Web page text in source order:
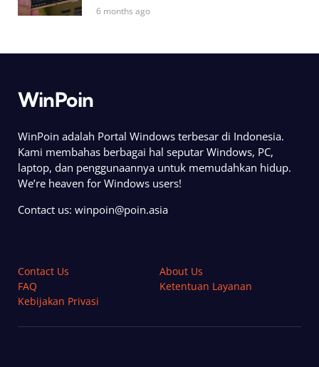
6 months ago
WinPoin
WinPoin adalah Portal Windows terbesar di Indonesia.
Kami membahas berbagai hal seputar Windows, PC,
laptop, dan penggunaannya untuk memudahkan hidup.
We’re heaven for Windows users!
Contact us: winpoin@poin.asia
Contact Us
About Us
FAQ
Ketentuan Layanan
Kebijakan Privasi